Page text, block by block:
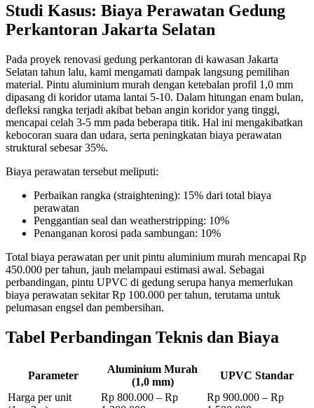
Studi Kasus: Biaya Perawatan Gedung
Perkantoran Jakarta Selatan
Pada proyek renovasi gedung perkantoran di kawasan Jakarta
Selatan tahun lalu, kami mengamati dampak langsung pemilihan
material. Pintu aluminium murah dengan ketebalan profil 1,0 mm
dipasang di koridor utama lantai 5-10. Dalam hitungan enam bulan,
defleksi rangka terjadi akibat beban angin koridor yang tinggi,
mencapai celah 3-5 mm pada beberapa titik. Hal ini mengakibatkan
kebocoran suara dan udara, serta peningkatan biaya perawatan
struktural sebesar 35%.
Biaya perawatan tersebut meliputi:
Perbaikan rangka (straightening): 15% dari total biaya
perawatan
Penggantian seal dan weatherstripping: 10%
Penanganan korosi pada sambungan: 10%
Total biaya perawatan per unit pintu aluminium murah mencapai Rp
450.000 per tahun, jauh melampaui estimasi awal. Sebagai
perbandingan, pintu UPVC di gedung serupa hanya memerlukan
biaya perawatan sekitar Rp 100.000 per tahun, terutama untuk
pelumasan engsel dan pembersihan.
Tabel Perbandingan Teknis dan Biaya
Parameter
Aluminium Murah
(1,0 mm)
UPVC Standar
Harga per unit
Rp 800.000 – Rp
Rp 900.000 – Rp